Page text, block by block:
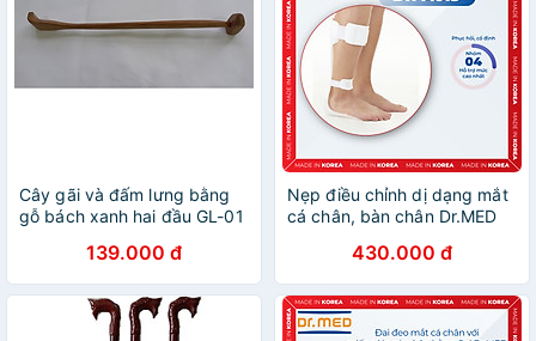
Cây gãi và đấm lưng bằng
gỗ bách xanh hai đầu GL-01
139.000 đ
Nẹp điều chỉnh dị dạng mắt
cá chân, bàn chân Dr.MED
430.000 đ